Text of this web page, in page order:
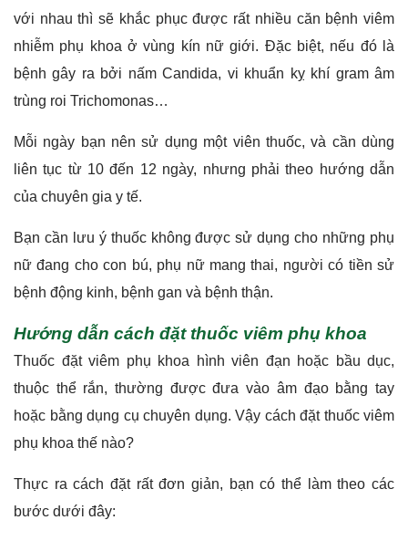
với nhau thì sẽ khắc phục được rất nhiều căn bệnh viêm
nhiễm phụ khoa ở vùng kín nữ giới. Đặc biệt, nếu đó là
bệnh gây ra bởi nấm Candida, vi khuẩn kỵ khí gram âm
trùng roi Trichomonas…
Mỗi ngày bạn nên sử dụng một viên thuốc, và cần dùng
liên tục từ 10 đến 12 ngày, nhưng phải theo hướng dẫn
của chuyên gia y tế.
Bạn cần lưu ý thuốc không được sử dụng cho những phụ
nữ đang cho con bú, phụ nữ mang thai, người có tiền sử
bệnh động kinh, bệnh gan và bệnh thận.
Hướng dẫn cách đặt thuốc viêm phụ khoa
Thuốc đặt viêm phụ khoa hình viên đạn hoặc bầu dục,
thuộc thể rắn, thường được đưa vào âm đạo bằng tay
hoặc bằng dụng cụ chuyên dụng. Vậy cách đặt thuốc viêm
phụ khoa thế nào?
Thực ra cách đặt rất đơn giản, bạn có thể làm theo các
bước dưới đây: